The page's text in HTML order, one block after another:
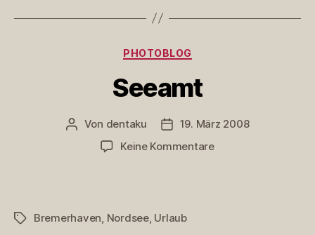
Kategorien
PHOTOBLOG
Seeamt
Beitragsautor
Von dentaku Veröffentlichungsdatum
19. März 2008
Keine Kommentarezu
Schlagwörter
Bremerhaven, Nordsee, Urlaub